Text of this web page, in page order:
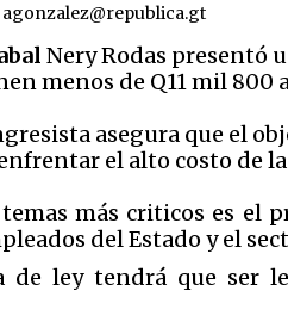
agonzalez@republica.gt
Nery Rodas presentó
menos de Q11 mil 800
asegura que el
el alto costo de
más criticos es el
del Estado y el
de ley tendrá que ser